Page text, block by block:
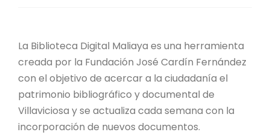
La Biblioteca Digital Maliaya es una herramienta
creada por la Fundación José Cardín Fernández
con el objetivo de acercar a la ciudadanía el
patrimonio bibliográfico y documental de
Villaviciosa y se actualiza cada semana con la
incorporación de nuevos documentos.